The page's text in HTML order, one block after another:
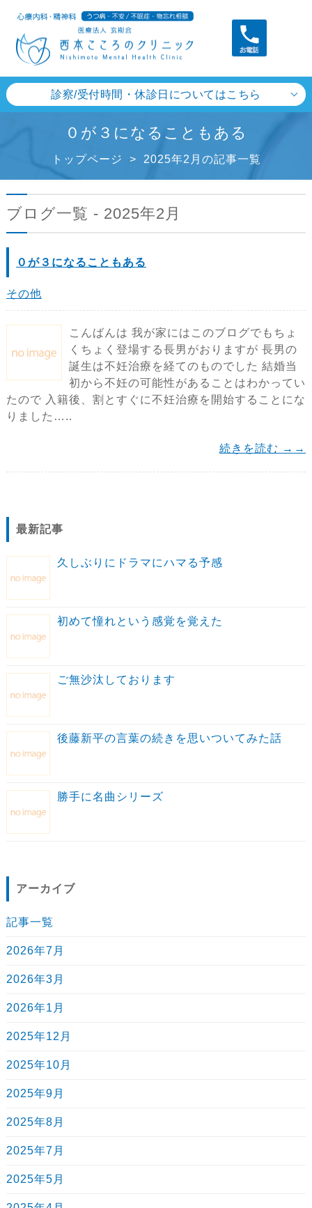
診察/受付時間・休診日についてはこちら
０が３になることもある
トップページ > 2025年2月の記事一覧
ブログ一覧 - 2025年2月
０が３になることもある
その他
こんばんは 我が家にはこのブログでもちょ
くちょく登場する長男がおりますが 長男の
誕生は不妊治療を経てのものでした 結婚当
初から不妊の可能性があることはわかってい
たので 入籍後、割とすぐに不妊治療を開始することにな
りました…..
続きを読む →→
最新記事
久しぶりにドラマにハマる予感
初めて憧れという感覚を覚えた
ご無沙汰しております
後藤新平の言葉の続きを思いついてみた話
勝手に名曲シリーズ
アーカイブ
記事一覧
2026年7月
2026年3月
2026年1月
2025年12月
2025年10月
2025年9月
2025年8月
2025年7月
2025年5月